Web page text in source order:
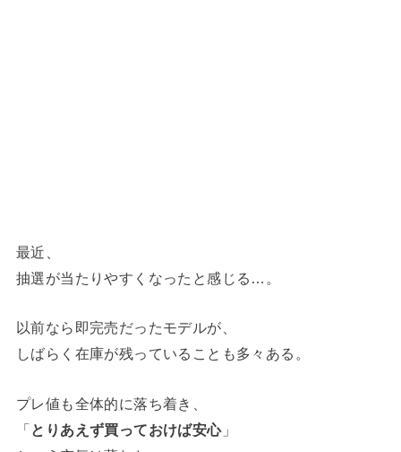
最近、
抽選が当たりやすくなったと感じる…。
以前なら即完売だったモデルが、
しばらく在庫が残っていることも多々ある。
プレ値も全体的に落ち着き、
「とりあえず買っておけば安心」